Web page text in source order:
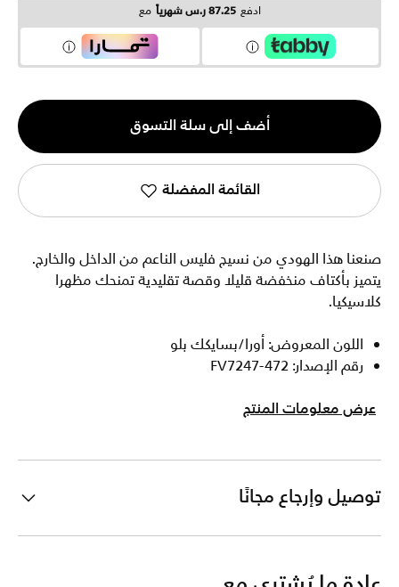
ادفع 87.25 ر.س شهرياً مع
الكمية
1
أضف إلى سلة التسوق
القائمة المفضلة
صنعنا هذا الهودي من نسيج فليس الناعم من الداخل والخارج.
يتميز بأكتاف منخفضة قليلا وقصة تقليدية تمنحك مظهرا
كلاسيكيا.
اللون المعروض: أورا/بسايكك بلو
رقم الإصدار: FV7247-472
عرض معلومات المنتج
توصيل وإرجاع مجانًا